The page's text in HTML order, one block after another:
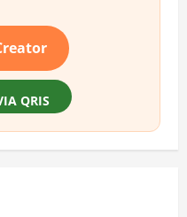
QRIS